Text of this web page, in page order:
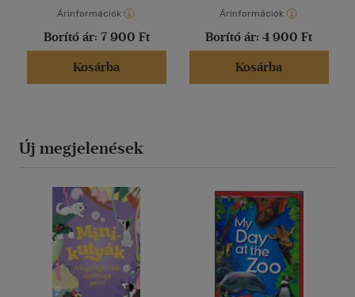
Árinformációk
Borító ár: 7 900 Ft
Kosárba
Árinformációk
Borító ár: 4 900 Ft
Kosárba
Új megjelenések